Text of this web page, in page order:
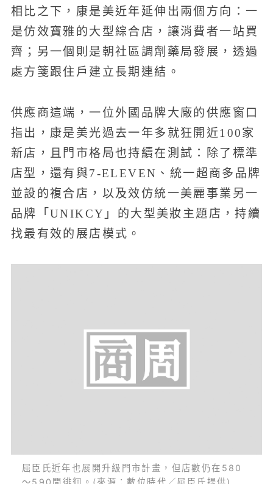
相比之下，康是美近年延伸出兩個方向：一
是仿效寶雅的大型綜合店，讓消費者一站買
齊；另一個則是朝社區調劑藥局發展，透過
處方箋跟住戶建立長期連結。
供應商這端，一位外國品牌大廠的供應窗口
指出，康是美光過去一年多就狂開近100家
新店，且門市格局也持續在測試：除了標準
店型，還有與7-ELEVEN、統一超商多品牌
並設的複合店，以及效仿統一美麗事業另一
品牌「UNIKCY」的大型美妝主題店，持續
找最有效的展店模式。
屈臣氏近年也展開升級門市計畫，但店數仍在580